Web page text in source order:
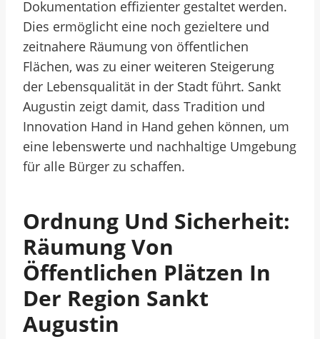
Dokumentation effizienter gestaltet werden.
Dies ermöglicht eine noch gezieltere und
zeitnahere Räumung von öffentlichen
Flächen, was zu einer weiteren Steigerung
der Lebensqualität in der Stadt führt. Sankt
Augustin zeigt damit, dass Tradition und
Innovation Hand in Hand gehen können, um
eine lebenswerte und nachhaltige Umgebung
für alle Bürger zu schaffen.
Ordnung Und Sicherheit:
Räumung Von
Öffentlichen Plätzen In
Der Region Sankt
Augustin